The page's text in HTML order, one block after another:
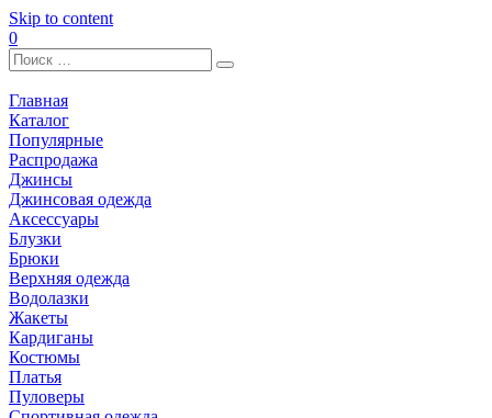
Skip to content
0
Главная
Каталог
Популярные
Распродажа
Джинсы
Джинсовая одежда
Аксессуары
Блузки
Брюки
Верхняя одежда
Водолазки
Жакеты
Кардиганы
Костюмы
Платья
Пуловеры